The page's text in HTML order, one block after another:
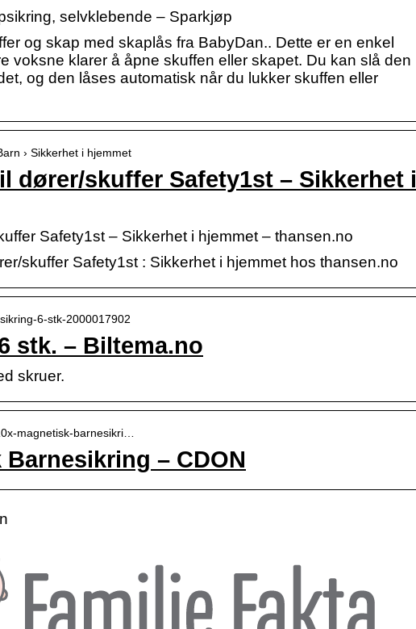
selvklebende – Sparkjøp
og skap med skaplås fra BabyDan.. Dette er en enkel
voksne klarer å åpne skuffen eller skapet. Du kan slå den
og den låses automatisk når du lukker skuffen eller
› Sikkerhet i hjemmet
dører/skuffer Safety1st – Sikkerhet i
Safety1st – Sikkerhet i hjemmet – thansen.no
skuffer Safety1st : Sikkerhet i hjemmet hos thansen.no
6-stk-2000017902
stk. – Biltema.no
skruer.
magnetisk-barnesikri…
– CDON